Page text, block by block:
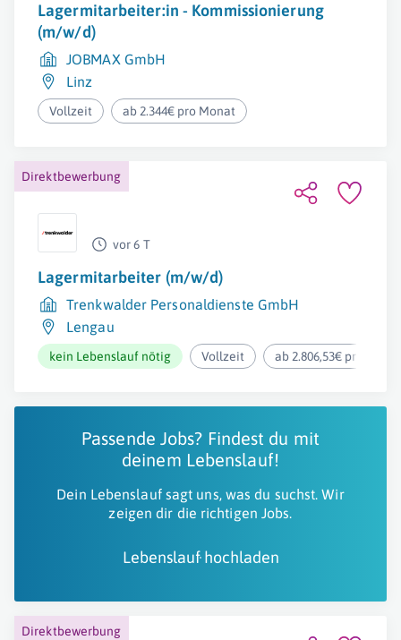
Lagermitarbeiter:in - Kommissionierung
(m/w/d)
JOBMAX GmbH
Linz
Vollzeit ab 2.344€ pro Monat
Direktbewerbung
vor 6 T
Lagermitarbeiter (m/w/d)
Trenkwalder Personaldienste GmbH
Lengau
kein Lebenslauf nötig Vollzeit ab 2.806,53€ pro
Passende Jobs? Findest du mit
deinem Lebenslauf!
Dein Lebenslauf sagt uns, was du suchst. Wir
zeigen dir die richtigen Jobs.
Lebenslauf hochladen
Direktbewerbung